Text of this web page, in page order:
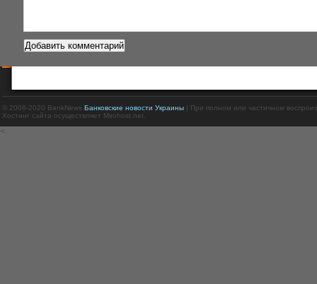
© 2008-2020 BankNews Банковские новости Украины| При полном или частичном
Хостинг сайта осуществляет Mirohost.net.
<